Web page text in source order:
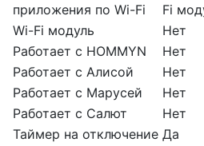
приложения по Wi-Fi
Fi
Wi-Fi модуль
Нет
Работает с HOMMYN
Нет
Работает с Алисой
Нет
Работает с Марусей
Нет
Работает с Салют
Нет
Таймер на отключение Да